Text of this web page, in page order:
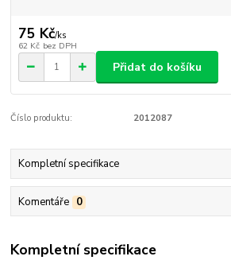
75 Kč/ks
62 Kč bez DPH
Přidat do košíku
Číslo produktu: 2012087
Kompletní specifikace
Komentáře 0
Kompletní specifikace